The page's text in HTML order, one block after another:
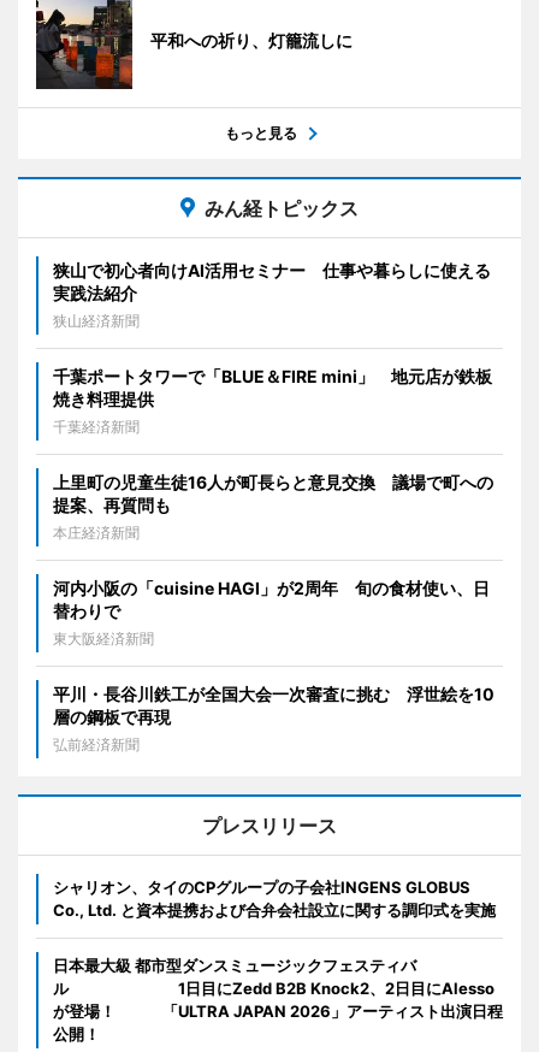
平和への祈り、灯籠流しに
もっと見る
みん経トピックス
狭山で初心者向けAI活用セミナー 仕事や暮らしに使える
実践法紹介
狭山経済新聞
千葉ポートタワーで「BLUE＆FIRE mini」 地元店が鉄板
焼き料理提供
千葉経済新聞
上里町の児童生徒16人が町長らと意見交換 議場で町への
提案、再質問も
本庄経済新聞
河内小阪の「cuisine HAGI」が2周年 旬の食材使い、日
替わりで
東大阪経済新聞
平川・長谷川鉄工が全国大会一次審査に挑む 浮世絵を10
層の鋼板で再現
弘前経済新聞
プレスリリース
シャリオン、タイのCPグループの子会社INGENS GLOBUS
Co., Ltd. と資本提携および合弁会社設立に関する調印式を実施
日本最大級 都市型ダンスミュージックフェスティバ
ル 1日目にZedd B2B Knock2、2日目にAlesso
が登場！ 「ULTRA JAPAN 2026」アーティスト出演日程
公開！